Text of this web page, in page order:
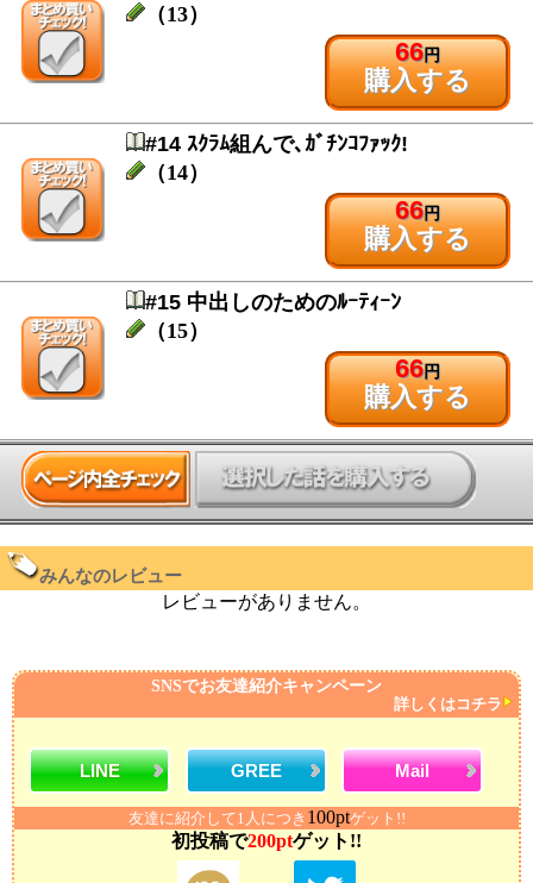
（13）
66円
購入する
#14 ｽｸﾗﾑ組んで､ｶﾞﾁﾝｺﾌｧｯｸ!
（14）
66円
購入する
#15 中出しのためのﾙｰﾃｨｰﾝ
（15）
66円
購入する
みんなのレビュー
レビューがありません。
SNSでお友達紹介キャンペーン
詳しくはコチラ
LINE GREE Mail
友達に紹介して1人につき 100ptゲット!!
初投稿で200ptゲット!!